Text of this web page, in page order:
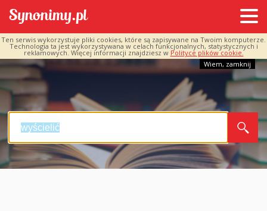
Ten serwis wykorzystuje pliki cookies, które są zapisywane na Twoim komputerze.
Technologia ta jest wykorzystywana w celach funkcjonalnych, statystycznych i
reklamowych. Więcej informacji znajdziesz w Polityce plików cookie.
Wiem, zamknij